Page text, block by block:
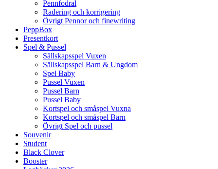
Pennfodral
Radering och korrigering
Övrigt Pennor och finewriting
PeppBox
Presentkort
Spel & Pussel
Sällskapsspel Vuxen
Sällskapsspel Barn & Ungdom
Spel Baby
Pussel Vuxen
Pussel Barn
Pussel Baby
Kortspel och småspel Vuxna
Kortspel och småspel Barn
Övrigt Spel och pussel
Souvenir
Student
Black Clover
Booster